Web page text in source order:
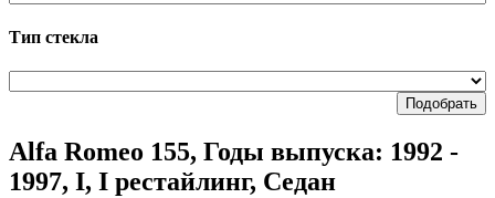
Тип стекла
Подобрать
Alfa Romeo 155, Годы выпуска: 1992 -
1997, I, I рестайлинг, Седан